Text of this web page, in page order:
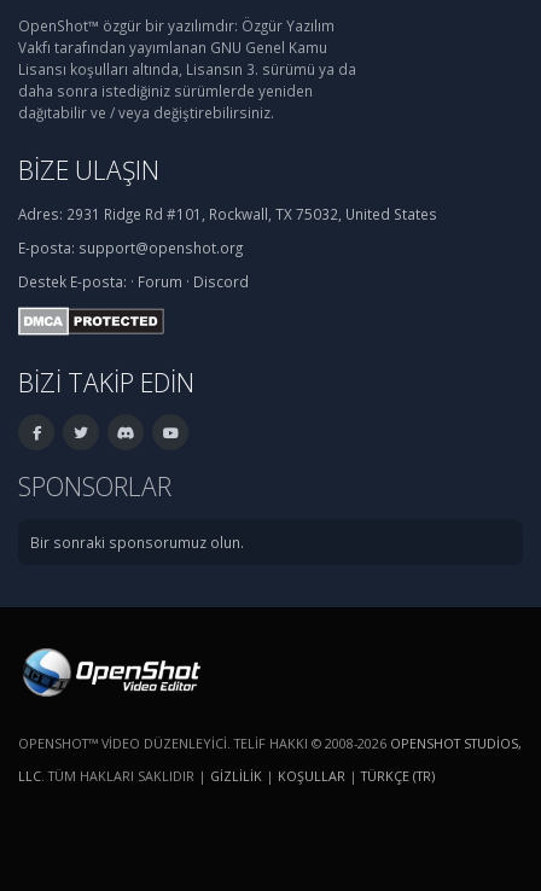
OpenShot™ özgür bir yazılımdır: Özgür Yazılım
Vakfı tarafından yayımlanan GNU Genel Kamu
Lisansı koşulları altında, Lisansın 3. sürümü ya da
daha sonra istediğiniz sürümlerde yeniden
dağıtabilir ve / veya değiştirebilirsiniz.
BIZE ULAŞIN
Adres: 2931 Ridge Rd #101, Rockwall, TX 75032, United States
E-posta: support@openshot.org
Destek E-posta: · Forum · Discord
BIZI TAKIP EDIN
SPONSORLAR
Bir sonraki sponsorumuz olun.
OPENSHOT™ VIDEO DÜZENLEYICI. TELIF HAKKI © 2008-2026 OPENSHOT STUDIOS,
LLC . TÜM HAKLARI SAKLIDIR | GIZLILIK | KOŞULLAR |TÜRKÇE (TR)